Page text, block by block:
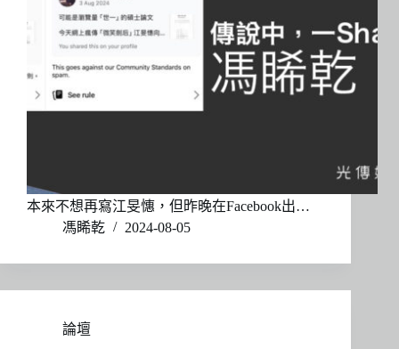
本來不想再寫江旻憓，但昨晚在Facebook出…
馮睎乾
2024-08-05
論壇